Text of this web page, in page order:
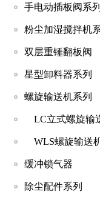
手电动插板阀系列
粉尘加湿搅拌机
双层重锤翻板阀
星型卸料器系列
螺旋输送机系列
LC立式螺旋输
WLS螺旋输送
缓冲锁气器
除尘配件系列